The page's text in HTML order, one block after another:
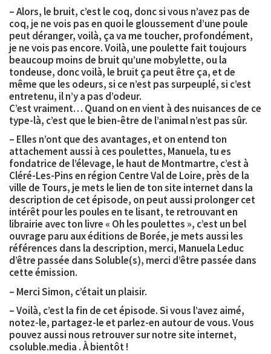
– Alors, le bruit, c’est le coq, donc si vous n’avez pas de
coq, je ne vois pas en quoi le gloussement d’une poule
peut déranger, voilà, ça va me toucher, profondément,
je ne vois pas encore. Voilà, une poulette fait toujours
beaucoup moins de bruit qu’une mobylette, ou la
tondeuse, donc voilà, le bruit ça peut être ça, et de
même que les odeurs, si ce n’est pas surpeuplé, si c’est
entretenu, il n’y a pas d’odeur.
C’est vraiment… Quand on en vient à des nuisances de ce
type-là, c’est que le bien-être de l’animal n’est pas sûr.
– Elles n’ont que des avantages, et on entend ton
attachement aussi à ces poulettes, Manuela, tu es
fondatrice de l’élevage, le haut de Montmartre, c’est à
Cléré-Les-Pins en région Centre Val de Loire, près de la
ville de Tours, je mets le lien de ton site internet dans la
description de cet épisode, on peut aussi prolonger cet
intérêt pour les poules en te lisant, te retrouvant en
librairie avec ton livre « Oh les poulettes », c’est un bel
ouvrage paru aux éditions de Borée, je mets aussi les
références dans la description, merci, Manuela Leduc
d’être passée dans Soluble(s), merci d’être passée dans
cette émission.
– Merci Simon, c’était un plaisir.
– Voilà, c’est la fin de cet épisode. Si vous l’avez aimé,
notez-le, partagez-le et parlez-en autour de vous. Vous
pouvez aussi nous retrouver sur notre site internet,
csoluble.media . À bientôt !